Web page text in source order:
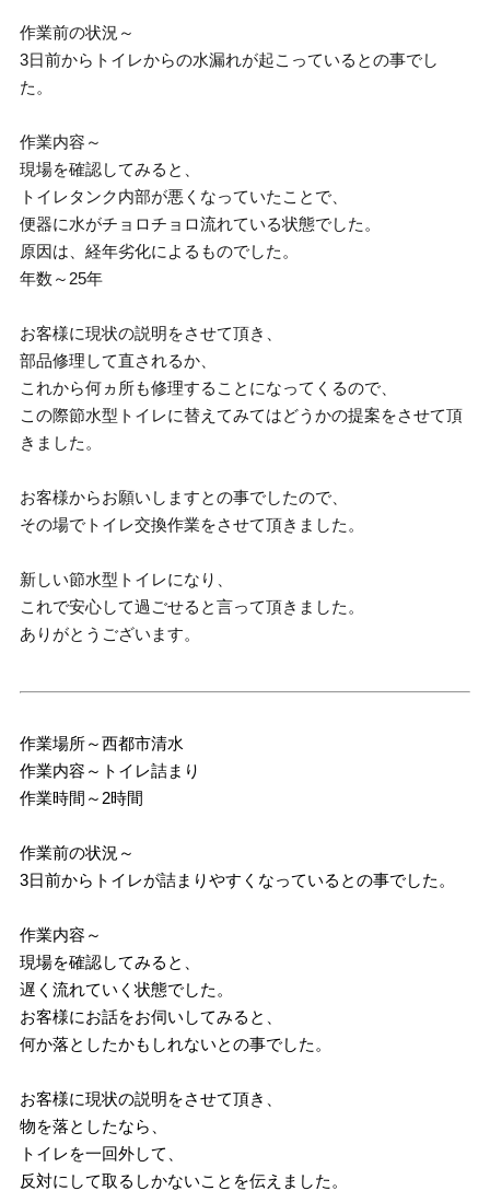
作業前の状況～
3日前からトイレからの水漏れが起こっているとの事でし
た。
作業内容～
現場を確認してみると、
トイレタンク内部が悪くなっていたことで、
便器に水がチョロチョロ流れている状態でした。
原因は、経年劣化によるものでした。
年数～25年
お客様に現状の説明をさせて頂き、
部品修理して直されるか、
これから何ヵ所も修理することになってくるので、
この際節水型トイレに替えてみてはどうかの提案をさせて頂
きました。
お客様からお願いしますとの事でしたので、
その場でトイレ交換作業をさせて頂きました。
新しい節水型トイレになり、
これで安心して過ごせると言って頂きました。
ありがとうございます。
作業場所～西都市清水
作業内容～トイレ詰まり
作業時間～2時間
作業前の状況～
3日前からトイレが詰まりやすくなっているとの事でした。
作業内容～
現場を確認してみると、
遅く流れていく状態でした。
お客様にお話をお伺いしてみると、
何か落としたかもしれないとの事でした。
お客様に現状の説明をさせて頂き、
物を落としたなら、
トイレを一回外して、
反対にして取るしかないことを伝えました。